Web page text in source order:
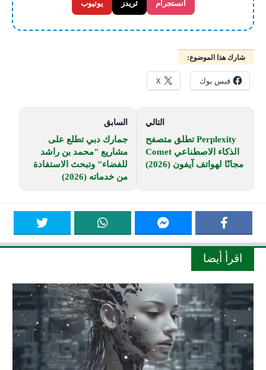
انستجرام ثريدز يوتيوب
شارك هذا الموضوع:
فيس بوك X
التالي
Perplexity تطلق متصفح
الذكاء الاصطناعي Comet
مجانًا لهواتف آيفون (2026)
السابق
جمارك دبي تطلع على
مشاريع "محمد بن راشد
للفضاء" وتبحث الاستفادة
من خدماته (2026)
اقرأ أيضا